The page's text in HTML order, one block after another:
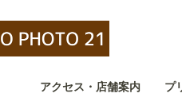
アクセス・店舗案内 プ